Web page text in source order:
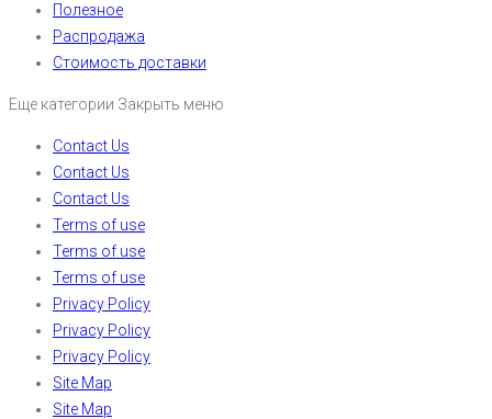
Полезное
Распродажа
Стоимость доставки
Еще категории Закрыть меню
Contact Us
Contact Us
Contact Us
Terms of use
Terms of use
Terms of use
Privacy Policy
Privacy Policy
Privacy Policy
Site Map
Site Map